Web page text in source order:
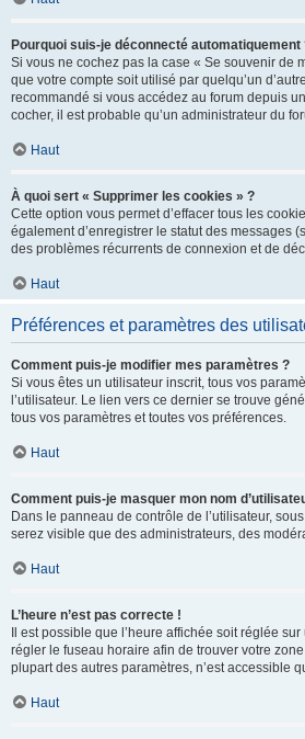
Pourquoi suis-je déconnecté automatiquement
Si vous ne cochez pas la case « Se souvenir de
que votre compte soit utilisé par quelqu’un
recommandé si vous accédez au forum depuis
cocher, il est probable qu’un administrateur du
Haut
À quoi sert « Supprimer les cookies » ?
Cette option vous permet d’effacer tous les
également d’enregistrer le statut des messages
des problèmes récurrents de connexion et de
Haut
Préférences et paramètres des
Comment puis-je modifier mes paramètres ?
Si vous êtes un utilisateur inscrit, tous vos
l’utilisateur. Le lien vers ce dernier se trouve
tous vos paramètres et toutes vos préférences.
Haut
Comment puis-je masquer mon nom
Dans le panneau de contrôle de l’utilisateur,
serez visible que des administrateurs, des
Haut
L’heure n’est pas correcte !
Il est possible que l’heure affichée soit réglée
régler le fuseau horaire afin de trouver votre
plupart des autres paramètres, n’est accessible
Haut